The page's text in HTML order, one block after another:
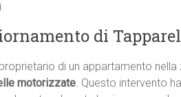
di
di un appartamento nella
motorizzate. Questo intervento